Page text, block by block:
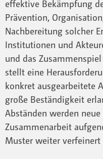
effektive Bekämpfung
Prävention,
Nachbereitung solcher
Institutionen und
und das
stellt eine
konkret ausgearbeitete
große Beständigkeit
Abständen werden
Zusammenarbeit
Muster weiter verfeinert